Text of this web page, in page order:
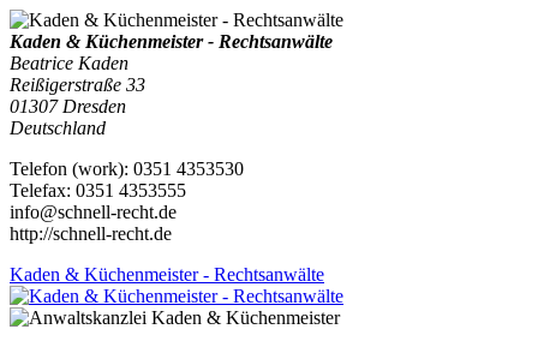
Kaden & Küchenmeister - Rechtsanwälte
Beatrice Kaden
Reißigerstraße 33
01307 Dresden
Deutschland
Telefon (work): 0351 4353530
Telefax: 0351 4353555
info@schnell-recht.de
http://schnell-recht.de
Kaden & Küchenmeister - Rechtsanwälte